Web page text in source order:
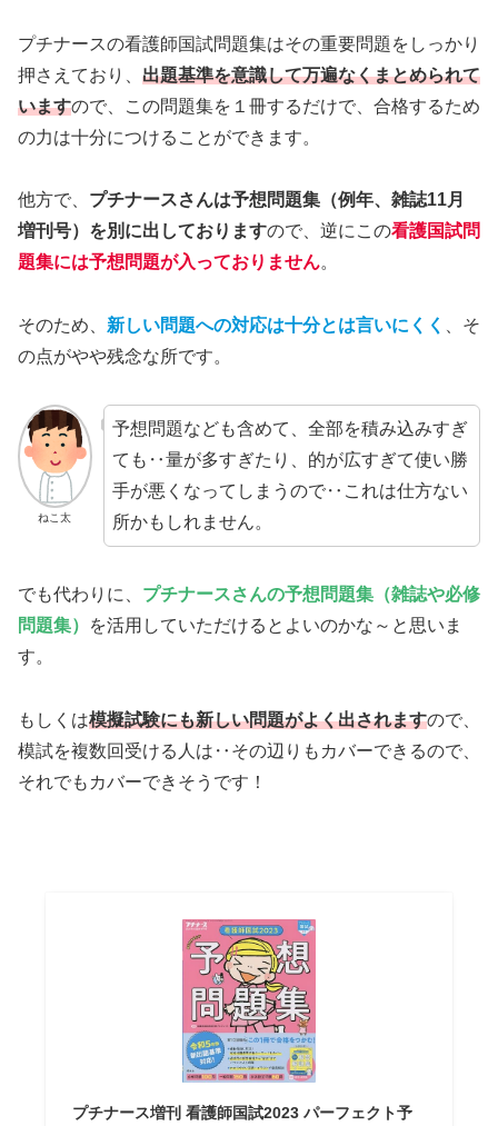
プチナースの看護師国試問題集はその重要問題をしっかり
押さえており、 出題基準を意識して万遍なくまとめられて
いますので、この問題集を１冊するだけで、合格するため
の力は十分につけることができます。
他方で、 プチナースさんは予想問題集（例年、雑誌11月
増刊号）を別に出しておりますので、逆にこの看護国試問
題集には予想問題が入っておりません。
そのため、 新しい問題への対応は十分とは言いにくく
、そ
の点がやや残念な所です。
ねこ太
予想問題なども含めて、全部を積み込みすぎ
ても‥量が多すぎたり、的が広すぎて使い勝
手が悪くなってしまうので‥これは仕方ない
所かもしれません。
でも代わりに、 プチナースさんの予想問題集（雑誌や必修
問題集）
を活用していただけるとよいのかな～と思いま
す。
もしくは模擬試験にも新しい問題がよく出されますので、
模試を複数回受ける人は‥その辺りもカバーできるので、
それでもカバーできそうです！
プチナース増刊 看護師国試2023 パーフェクト予